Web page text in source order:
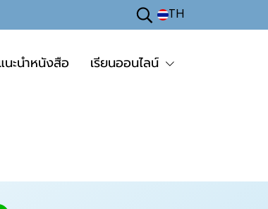
TH
นะนำหนังสือ เรียนออนไลน์